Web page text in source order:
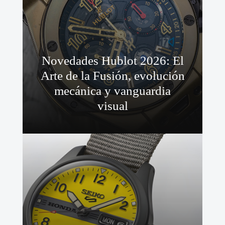
Novedades Hublot 2026: El
Arte de la Fusión, evolución
mecánica y vanguardia
visual